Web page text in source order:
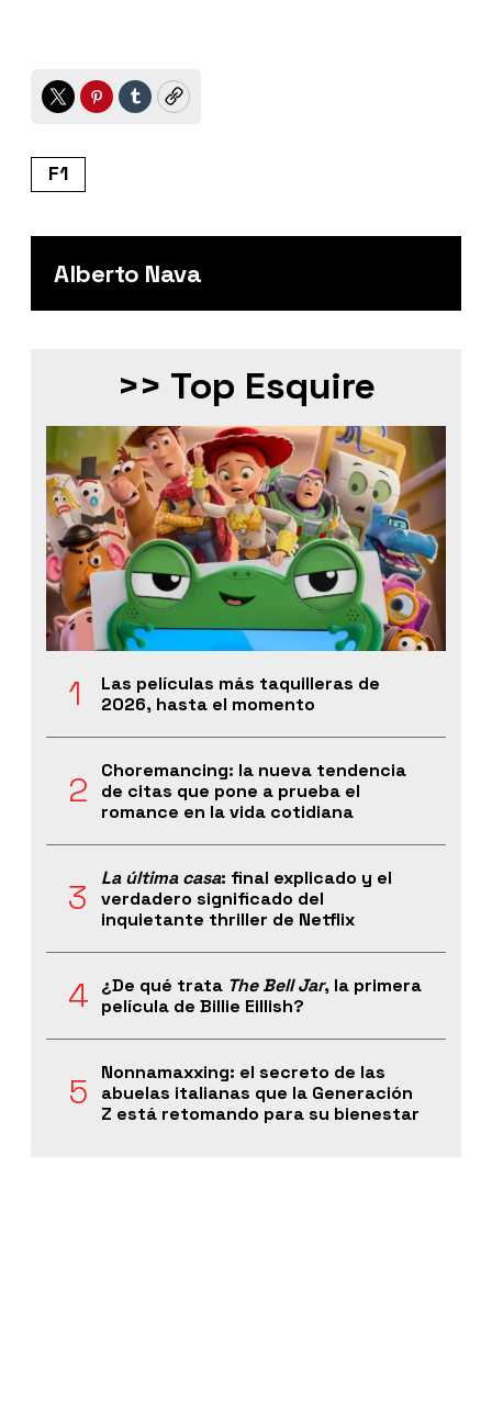
TwitterPinterest
TumblrCopy
F1
Alberto Nava
>> Top Esquire
Las películas más taquilleras de
2026, hasta el momento
Choremancing: la nueva tendencia
de citas que pone a prueba el
romance en la vida cotidiana
La última casa: final explicado y el
verdadero significado del
inquietante thriller de Netflix
¿De qué trata The Bell Jar, la primera
película de Billie Eillish?
Nonnamaxxing: el secreto de las
abuelas italianas que la Generación
Z está retomando para su bienestar